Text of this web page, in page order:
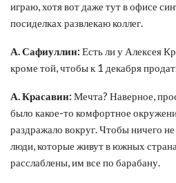
играю, хотя вот даже тут в офисе
посиделках развлекаю коллег.
А. Сафиуллин: Есть ли у Алексея
кроме той, чтобы к 1 декабря
А. Красавин: Мечта? Наверное,
было какое-то комфортное
раздражало вокруг. Чтобы ничего
люди, которые живут в южных
расслаблены, им все по барабану.